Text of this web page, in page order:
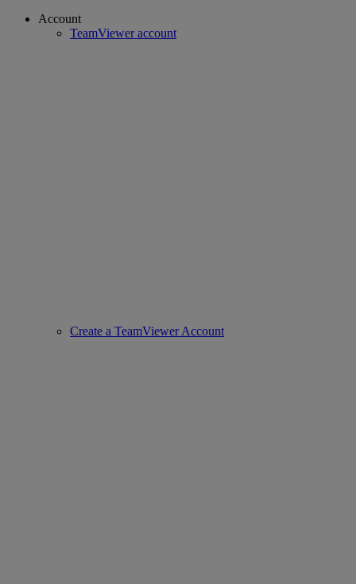
Account
TeamViewer account
Create a TeamViewer Account